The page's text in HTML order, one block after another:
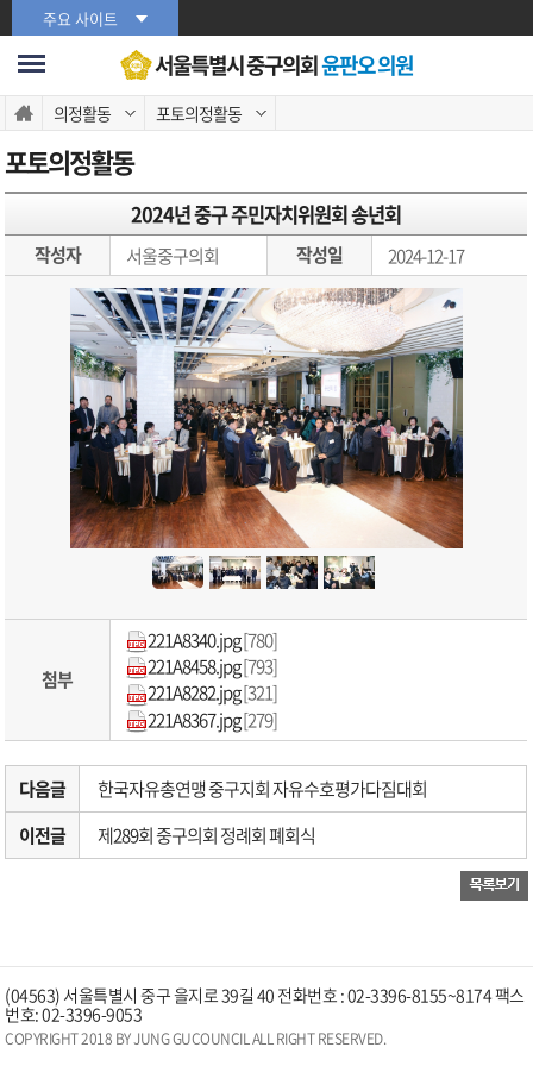
본문바로가기
주요 사이트
서울특별시 중구의회윤판오 의원
의정활동 포토의정활동
포토의정활동
2024년 중구 주민자치위원회 송년회
작성자 서울중구의회 작성일 2024-12-17
첨부
221A8340.jpg[780]
221A8458.jpg[793]
221A8282.jpg[321]
221A8367.jpg[279]
다음글
한국자유총연맹 중구지회 자유수호평가다짐대회
이전글
제289회 중구의회 정례회 폐회식
(04563) 서울특별시 중구 을지로 39길 40 전화번호 : 02-3396-8155~8174 팩스
번호: 02-3396-9053
COPYRIGHT 2018 BY JUNG GUCOUNCIL ALL RIGHT RESERVED.